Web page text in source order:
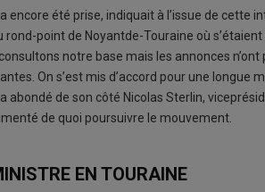
encore été prise, indiquait à l’issue de
rond-point de Noyantde-Touraine où
notre base mais les annonces
On s’est mis d’accord pour une longue
abondé de son côté Nicolas Sterlin,
de quoi poursuivre le mouvement.
EN TOURAINE